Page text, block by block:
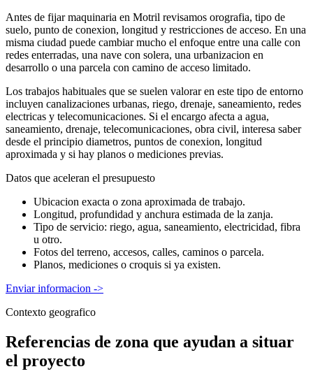
Antes de fijar maquinaria en Motril revisamos orografia, tipo de
suelo, punto de conexion, longitud y restricciones de acceso. En una
misma ciudad puede cambiar mucho el enfoque entre una calle con
redes enterradas, una nave con solera, una urbanizacion en
desarrollo o una parcela con camino de acceso limitado.
Los trabajos habituales que se suelen valorar en este tipo de entorno
incluyen canalizaciones urbanas, riego, drenaje, saneamiento, redes
electricas y telecomunicaciones. Si el encargo afecta a agua,
saneamiento, drenaje, telecomunicaciones, obra civil, interesa saber
desde el principio diametros, puntos de conexion, longitud
aproximada y si hay planos o mediciones previas.
Datos que aceleran el presupuesto
Ubicacion exacta o zona aproximada de trabajo.
Longitud, profundidad y anchura estimada de la zanja.
Tipo de servicio: riego, agua, saneamiento, electricidad, fibra
u otro.
Fotos del terreno, accesos, calles, caminos o parcela.
Planos, mediciones o croquis si ya existen.
Enviar informacion ->
Contexto geografico
Referencias de zona que ayudan a situar
el proyecto